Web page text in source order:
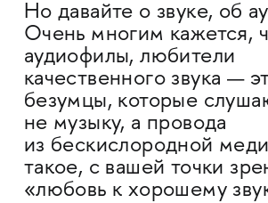
Но давайте о звуке, об
Очень многим кажется,
аудиофилы, любители
качественного звука —
безумцы, которые
не музыку, а провода
из бескислородной
такое, с вашей точки
«любовь к хорошему